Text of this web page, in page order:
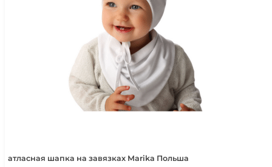
атласная шапка на завязках Marika Польша